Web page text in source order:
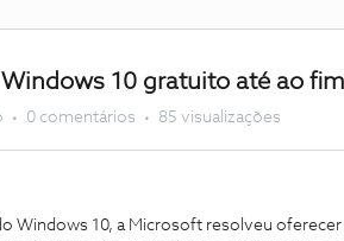
10 gratuito até ao
0 comentários 85 visualizações
Windows 10, a Microsoft resolveu